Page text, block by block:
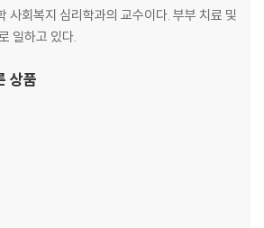
수 있는가
라
접근할 것인가
호 프로그램
사회복지 심리학과의 교수이다. 부부 치료 및
일하고 있다.
상품